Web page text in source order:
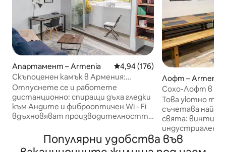
Апартамент – Armenia Средна оценка: 4,94 от 5,
4,94 (176)
Скъпоценен камък в Армения:
дистанционна работа с Wi-Fi и
басейн
Отпуснете се и работете
дистанционно: спиращи дъха гледки
към Андите и фиброоптичен Wi - Fi
вдъхновяват производителността
Армения. Идеално за дистанционни
почивки! Разгледайте с лекота: на
Лофт – Armenia
Сохо-Лофт в
изглед към
Това уютно
съчетава най -
свята: винтидж,
индустриален,
топла
очарователна
Популярни удобства във